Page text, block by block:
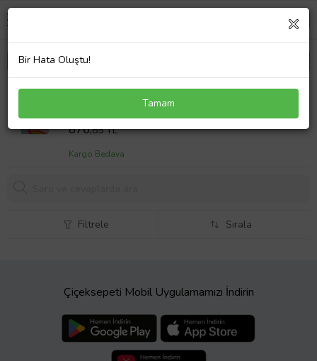
Unicorn Hırsız Kumbara
Sepet Fiyatı
876,85 TL
Kargo Bedava
Filtrele Sırala
Çiçeksepeti Mobil Uygulamamızı İndirin
Bir Hata Oluştu!
Tamam